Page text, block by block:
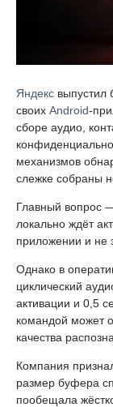
Яндекс выпустил
своих Android-
сборе аудио,
механизмов
слежке собраны
Главный вопрос
локально ждёт
приложении и не
Однако в
циклический
активации и 0,5
командой может
качества
Компания
размер буфера
пообещала